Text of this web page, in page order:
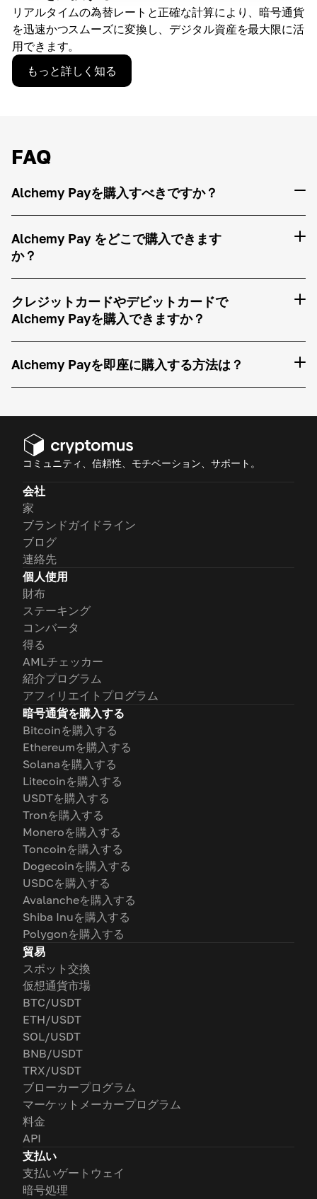
リアルタイムの為替レートと正確な計算により、暗号通貨
を迅速かつスムーズに変換し、デジタル資産を最大限に活
用できます。
もっと詳しく知る
FAQ
Alchemy Payを購入すべきですか？
Alchemy Pay をどこで購入できます
か？
クレジットカードやデビットカードで
Alchemy Payを購入できますか？
Alchemy Payを即座に購入する方法は？
コミュニティ、信頼性、モチベーション、サポート。
会社
家
ブランドガイドライン
ブログ
連絡先
個人使用
財布
ステーキング
コンバータ
得る
AMLチェッカー
紹介プログラム
アフィリエイトプログラム
暗号通貨を購入する
Bitcoinを購入する
Ethereumを購入する
Solanaを購入する
Litecoinを購入する
USDTを購入する
Tronを購入する
Moneroを購入する
Toncoinを購入する
Dogecoinを購入する
USDCを購入する
Avalancheを購入する
Shiba Inuを購入する
Polygonを購入する
貿易
スポット交換
仮想通貨市場
BTC/USDT
ETH/USDT
SOL/USDT
BNB/USDT
TRX/USDT
ブローカープログラム
マーケットメーカープログラム
料金
API
支払い
支払いゲートウェイ
暗号処理